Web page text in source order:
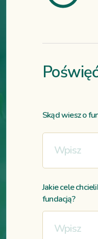
Skąd wiesz o
Jakie cele
fundacją?